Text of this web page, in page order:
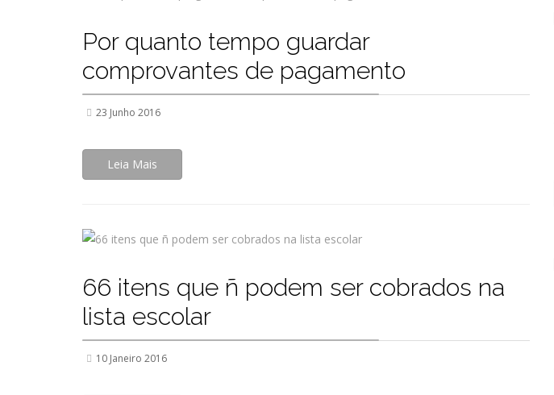
Por quanto tempo guardar
comprovantes de pagamento
23 Junho 2016
Leia Mais
66 itens que ñ podem ser cobrados na
lista escolar
10 Janeiro 2016